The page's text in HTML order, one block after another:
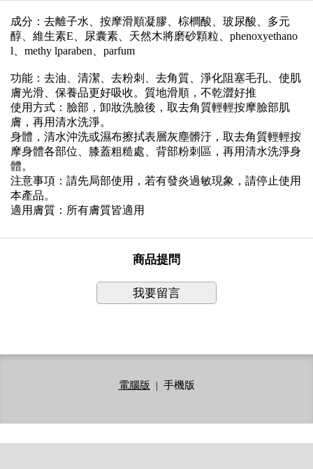
成分：去離子水、按摩滑順凝膠、棕櫚酸、玻尿酸、多元
醇、維生素E、尿囊素、天然木將磨砂顆粒、phenoxyethano
l、methy lparaben、parfum
功能：去油、清潔、去粉刺、去角質、淨化阻塞毛孔、使肌
膚光滑、保養品更好吸收。質地滑順，不乾澀好推
使用方式：臉部，卸妝洗臉後，取去角質輕輕按摩臉部肌
膚，再用清水洗淨。
身體，清水沖洗或濕布擦拭表層灰塵髒汙，取去角質輕輕按
摩身體各部位、膝蓋粗糙處、背部粉刺區，再用清水洗淨身
體。
注意事項：請先局部使用，若有發炎過敏現象，請停止使用
本產品。
適用膚質：所有膚質皆適用
商品提問
我要留言
電腦版 | 手機版